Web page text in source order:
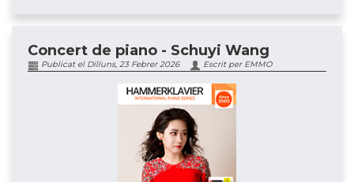
Concert de piano - Schuyi Wang
Publicat el Dilluns, 23 Febrer 2026 Escrit per EMMO